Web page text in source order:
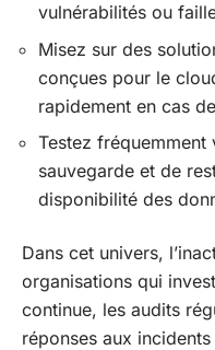
vulnérabilités ou
Misez sur des
conçues pour le
rapidement en cas
Testez
sauvegarde et de
disponibilité des
Dans cet univers,
organisations qui
continue, les audits
réponses aux